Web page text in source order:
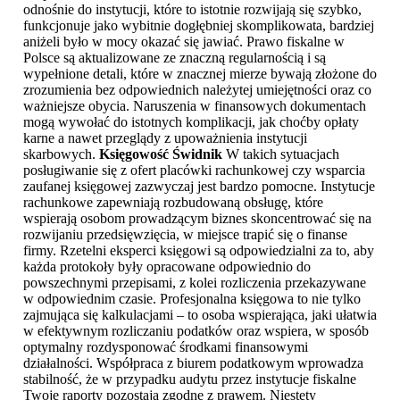
odnośnie do instytucji, które to istotnie rozwijają się szybko,
funkcjonuje jako wybitnie dogłębniej skomplikowata, bardziej
aniżeli było w mocy okazać się jawiać. Prawo fiskalne w
Polsce są aktualizowane ze znaczną regularnością i są
wypełnione detali, które w znacznej mierze bywają złożone do
zrozumienia bez odpowiednich należytej umiejętności oraz co
ważniejsze obycia. Naruszenia w finansowych dokumentach
mogą wywołać do istotnych komplikacji, jak choćby opłaty
karne a nawet przeglądy z upoważnienia instytucji
skarbowych. Księgowość Świdnik W takich sytuacjach
posługiwanie się z ofert placówki rachunkowej czy wsparcia
zaufanej księgowej zazwyczaj jest bardzo pomocne. Instytucje
rachunkowe zapewniają rozbudowaną obsługę, które
wspierają osobom prowadzącym biznes skoncentrować się na
rozwijaniu przedsięwzięcia, w miejsce trapić się o finanse
firmy. Rzetelni eksperci księgowi są odpowiedzialni za to, aby
każda protokoły były opracowane odpowiednio do
powszechnymi przepisami, z kolei rozliczenia przekazywane
w odpowiednim czasie. Profesjonalna księgowa to nie tylko
zajmująca się kalkulacjami – to osoba wspierająca, jaki ułatwia
w efektywnym rozliczaniu podatków oraz wspiera, w sposób
optymalny rozdysponować środkami finansowymi
działalności. Współpraca z biurem podatkowym wprowadza
stabilność, że w przypadku audytu przez instytucje fiskalne
Twoje raporty pozostają zgodne z prawem. Niestety